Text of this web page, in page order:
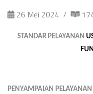
26 Mei 2024
STANDAR PELAYANAN
PENYAMPAIAN PELAYANAN